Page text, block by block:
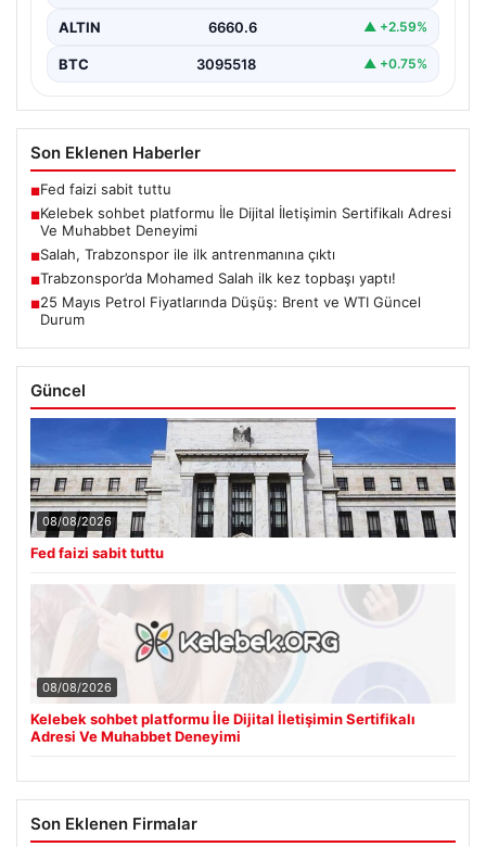
ALTIN 6660.6 ▲ +2.59%
BTC 3095518 ▲ +0.75%
Son Eklenen Haberler
■Fed faizi sabit tuttu
■Kelebek sohbet platformu İle Dijital İletişimin Sertifikalı Adresi
Ve Muhabbet Deneyimi
■Salah, Trabzonspor ile ilk antrenmanına çıktı
■Trabzonspor’da Mohamed Salah ilk kez topbaşı yaptı!
■25 Mayıs Petrol Fiyatlarında Düşüş: Brent ve WTI Güncel
Durum
Güncel
08/08/2026
Fed faizi sabit tuttu
08/08/2026
Kelebek sohbet platformu İle Dijital İletişimin Sertifikalı
Adresi Ve Muhabbet Deneyimi
Son Eklenen Firmalar